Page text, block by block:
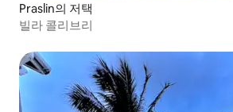
Praslin의 저택
빌라 콜리브리